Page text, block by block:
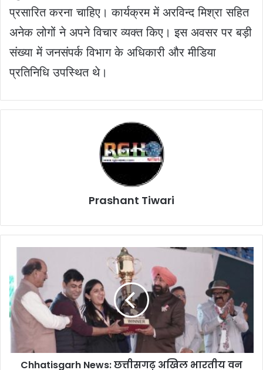
प्रसारित करना चाहिए। कार्यक्रम में अरविन्द मिश्रा सहित
अनेक लोगों ने अपने विचार व्यक्त किए। इस अवसर पर बड़ी
संख्या में जनसंपर्क विभाग के अधिकारी और मीडिया
प्रतिनिधि उपस्थित थे।
Prashant Tiwari
News:
छत्तीसगढ़
अखिल
भारतीय
वन
खेल
में
Chhatisgarh News: छत्तीसगढ़ अखिल भारतीय वन